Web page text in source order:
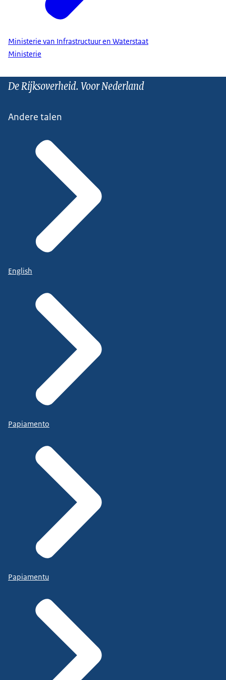
Ministerie van Infrastructuur en Waterstaat
Ministerie
De Rijksoverheid. Voor Nederland
Andere talen
English
Papiamento
Papiamentu